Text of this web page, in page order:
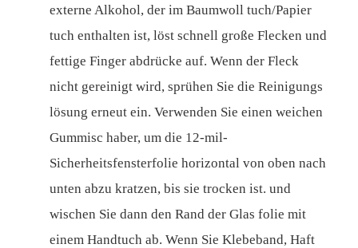
externe Alkohol, der im Baumwoll tuch/Papier
tuch enthalten ist, löst schnell große Flecken und
fettige Finger abdrücke auf. Wenn der Fleck
nicht gereinigt wird, sprühen Sie die Reinigungs
lösung erneut ein. Verwenden Sie einen weichen
Gummisc haber, um die 12-mil-
Sicherheitsfensterfolie horizontal von oben nach
unten abzu kratzen, bis sie trocken ist. und
wischen Sie dann den Rand der Glas folie mit
einem Handtuch ab. Wenn Sie Klebeband, Haft